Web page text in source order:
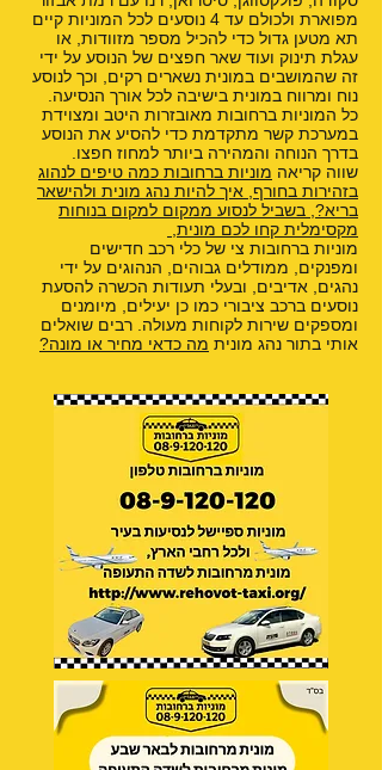
מפוארת ולכולם עד 4 נוסעים לכל המוניות קיים
תא מטען גדול כדי להכיל מספר מזוודות, או
עגלת תינוק ועוד שאר חפצים של הנוסע על ידי
זה שהמושבים במונית נשארים רקים, וכך לנוסע
נוח ומרווח במונית בישיבה לכל אורך הנסיעה.
כל המוניות ברחובות מאובזרות היטב ומצוידת
במערכת קשר מתקדמת כדי להסיע את הנוסע
בדרך הנוחה והמהירה ביותר למחוז חפצו.
שווה קריאה מוניות ברחובות כמה טיפים לנהוג
בזהירות בחורף
איך להיות נהג מונית ולהישאר
בריא? בשביל לנסוע ממקום למקום בנוחות
מקסימלית קחו לכם מונית
מוניות ברחובות צי של כלי רכב חדישים
ומפנקים, ממודלים גבוהים, הנהוגים על ידי
נהגים, אדיבים, ובעלי תעודות הכשרה להסעת
נוסעים ברכב ציבורי כמו כן יעילים, מיומנים
ומספקים שירות לקוחות מעולה. רבים שואלים
אותי בתור נהג מונית מה כדאי מחיר או מונה?